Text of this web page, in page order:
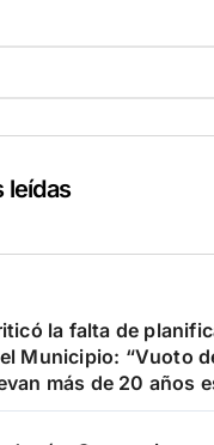
leídas
la falta de
Municipio: “Vuoto
más de 20 años